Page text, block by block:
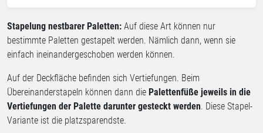
Stapelung nestbarer Paletten: Auf diese Art können nur
bestimmte Paletten gestapelt werden. Nämlich dann, wenn sie
einfach ineinandergeschoben werden können.
Auf der Deckfläche befinden sich Vertiefungen. Beim
Übereinanderstapeln können dann die Palettenfüße jeweils in die
Vertiefungen der Palette darunter gesteckt werden. Diese Stapel-
Variante ist die platzsparendste.